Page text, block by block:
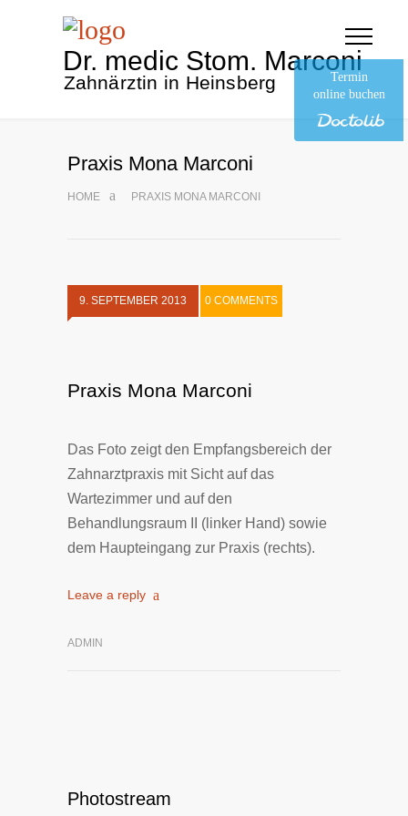
Dr. medic Stom. Marconi
Zahnärztin in Heinsberg
Termin
online buchen
Praxis Mona Marconi
HOME PRAXIS MONA MARCONI
9. SEPTEMBER 2013 0 COMMENTS
Praxis Mona Marconi
Das Foto zeigt den Empfangsbereich der
Zahnarztpraxis mit Sicht auf das
Wartezimmer und auf den
Behandlungsraum II (linker Hand) sowie
dem Haupteingang zur Praxis (rechts).
Leave a reply
ADMIN
Photostream